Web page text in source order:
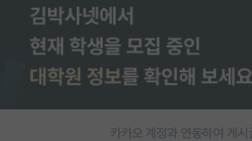
취업 게시판
임용 후기 게시판
PI 전용 게시판
카카오 계정과 연동하여 게시